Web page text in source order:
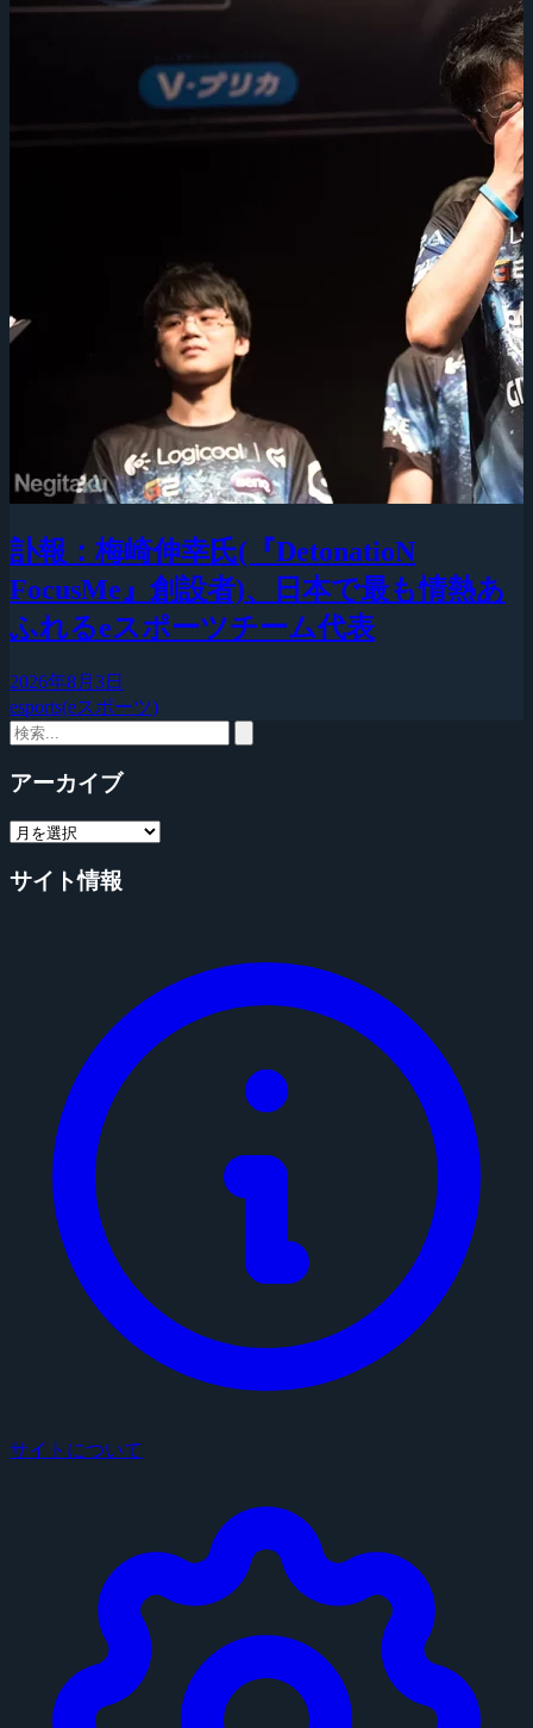
訃報：梅崎伸幸氏(『DetonatioN
FocusMe』創設者)、日本で最も情熱あ
ふれるeスポーツチーム代表
2026年8月3日
esports(eスポーツ)
アーカイブ
サイト情報
サイトについて